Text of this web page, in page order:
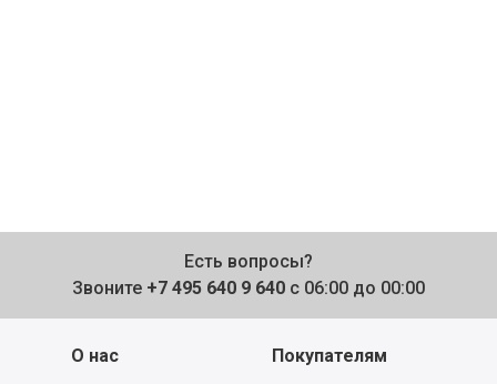
Есть вопросы?
Звоните +7 495 640 9 640 с 06:00 до 00:00
О нас Покупателям